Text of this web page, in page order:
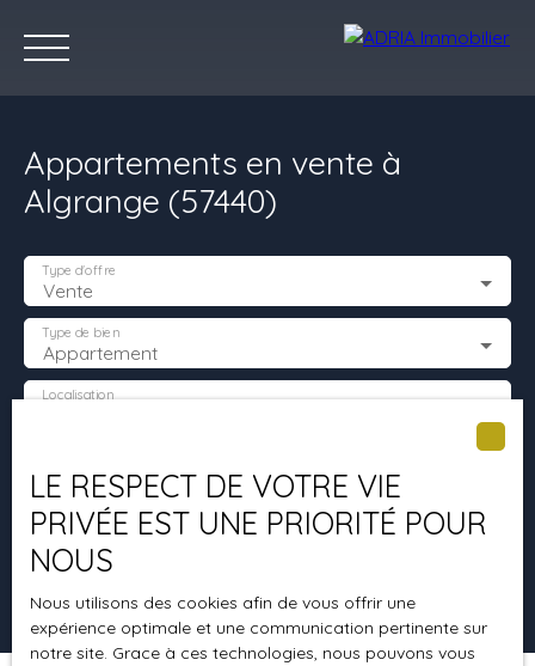
Accueil Acheter
Appartements en vente à
Algrange (57440)
Vente
Type d'offre
Appartement
Type de bien
Localisation
Surface min (m²)
Rechercher
LE RESPECT DE VOTRE VIE
PRIVÉE EST UNE PRIORITÉ POUR
NOUS
Nous utilisons des cookies afin de vous offrir une
expérience optimale et une communication pertinente sur
notre site. Grace à ces technologies, nous pouvons vous